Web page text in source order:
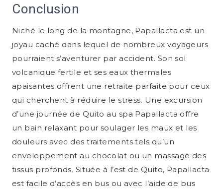
Conclusion
Niché le long de la montagne, Papallacta est un
joyau caché dans lequel de nombreux voyageurs
pourraient s’aventurer par accident. Son sol
volcanique fertile et ses eaux thermales
apaisantes offrent une retraite parfaite pour ceux
qui cherchent à réduire le stress. Une excursion
d’une journée de Quito au spa Papallacta offre
un bain relaxant pour soulager les maux et les
douleurs avec des traitements tels qu’un
enveloppement au chocolat ou un massage des
tissus profonds. Située à l’est de Quito, Papallacta
est facile d’accès en bus ou avec l’aide de bus